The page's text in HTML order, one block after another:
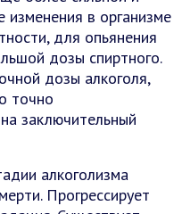
изменения в организме
для опьянения
дозы спиртного.
дозы алкоголя,
точно
заключительный
алкоголизма
Прогрессирует